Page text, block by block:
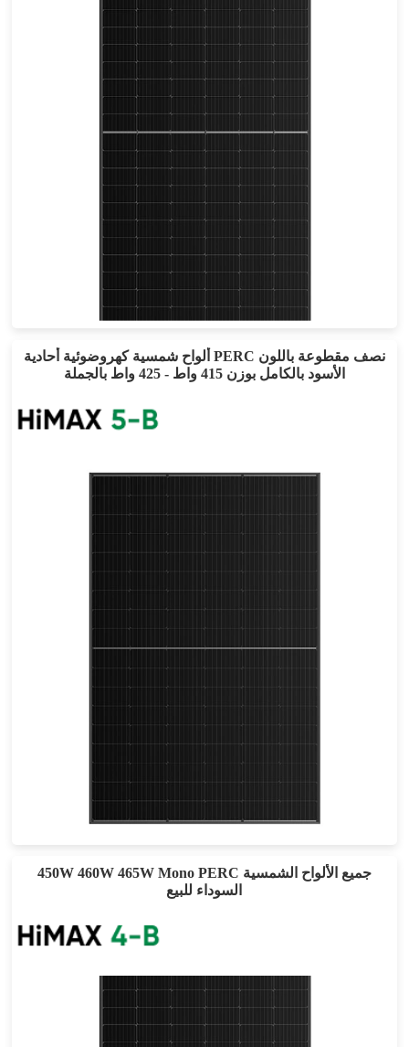
545-560 واط
ضمان الطاقة لمدة 25 عامًا
ألواح شمسية كهروضوئية أحادية PERC نصف مقطوعة باللون
الأسود بالكامل بوزن 415 واط - 425 واط بالجملة
405-425 واط
ضمان الطاقة لمدة 25 عامًا
450W 460W 465W Mono PERC جميع الألواح الشمسية
السوداء للبيع